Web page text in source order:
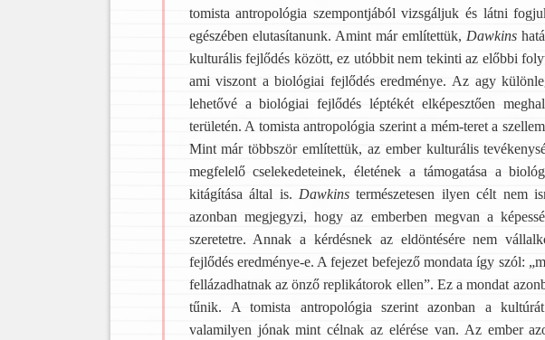
tomista antropológia szempontjából vizsgáljuk és látni
egészében elutasítanunk. Amint már említettük, Dawkins
kulturális fejlődés között, ez utóbbit nem tekinti az előbbi
ami viszont a biológiai fejlődés eredménye. Az agy
lehetővé a biológiai fejlődés léptékét elképesztően
területén. A tomista antropológia szerint a mém-teret a
Mint már többször említettük, az ember kulturális
megfelelő cselekedeteinek, életének a támogatása a
kitágítása által is. Dawkinstermészetesen ilyen célt nem
azonban megjegyzi, hogy az emberben megvan a
szeretetre. Annak a kérdésnek az eldöntésére nem
fejlődés eredménye-e. A fejezet befejező mondata így szól:
fellázadhatnak az önző replikátorok ellen”. Ez a mondat
tűnik. A tomista antropológia szerint azonban a
valamilyen jónak mint célnak az elérése van. Az ember